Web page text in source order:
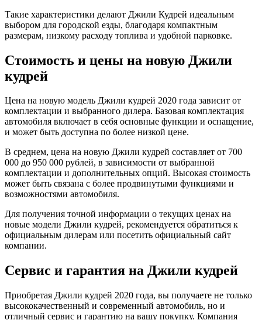
Такие характеристики делают Джили Кудрей идеальным
выбором для городской езды, благодаря компактным
размерам, низкому расходу топлива и удобной парковке.
Стоимость и цены на новую Джили
кудрей
Цена на новую модель Джили кудрей 2020 года зависит от
комплектации и выбранного дилера. Базовая комплектация
автомобиля включает в себя основные функции и оснащение,
и может быть доступна по более низкой цене.
В среднем, цена на новую Джили кудрей составляет от 700
000 до 950 000 рублей, в зависимости от выбранной
комплектации и дополнительных опций. Высокая стоимость
может быть связана с более продвинутыми функциями и
возможностями автомобиля.
Для получения точной информации о текущих ценах на
новые модели Джили кудрей, рекомендуется обратиться к
официальным дилерам или посетить официальный сайт
компании.
Сервис и гарантия на Джили кудрей
Приобретая Джили кудрей 2020 года, вы получаете не только
высококачественный и современный автомобиль, но и
отличный сервис и гарантию на вашу покупку. Компания